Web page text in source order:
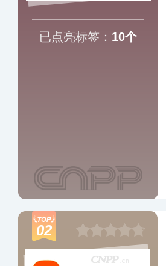
已点亮标签： 10个
02